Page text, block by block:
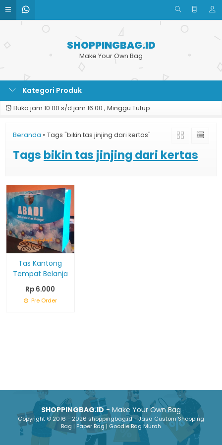
SHOPPINGBAG.ID
Make Your Own Bag
Kategori Produk
Buka jam 10.00 s/d jam 16.00 , Minggu Tutup
Beranda » Tags "bikin tas jinjing dari kertas"
Tags bikin tas jinjing dari kertas
Tas Kantong
Tempat Belanja
Rp 6.000
Pre Order
SHOPPINGBAG.ID- Make Your Own Bag
Copyright © 2016 - 2026 shoppingbag.id - Jasa Custom Shopping
Bag | Paper Bag | Goodie Bag Murah